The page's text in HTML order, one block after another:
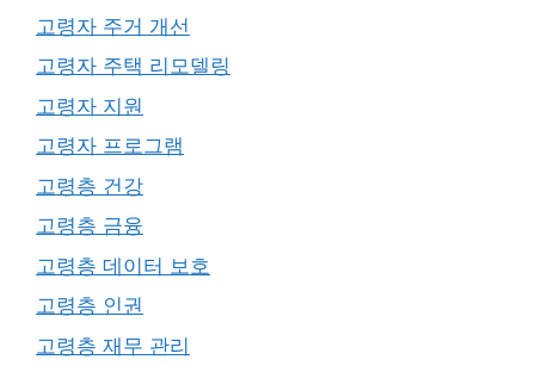
고령자 주거 개선
고령자 주택 리모델링
고령자 지원
고령자 프로그램
고령층 건강
고령층 금융
고령층 데이터 보호
고령층 인권
고령층 재무 관리